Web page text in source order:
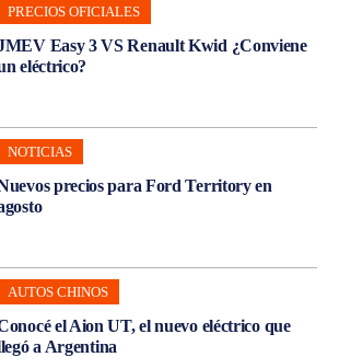
PRECIOS OFICIALES
Easy 3 VS Renault Kwid ¿Conviene
eléctrico?
NOTICIAS
precios para Ford Territory en
AUTOS CHINOS
el Aion UT, el nuevo eléctrico que
a Argentina